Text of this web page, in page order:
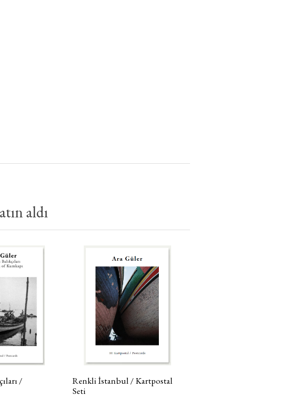
aldı
/
Renkli İstanbul / Kartpostal
Seti